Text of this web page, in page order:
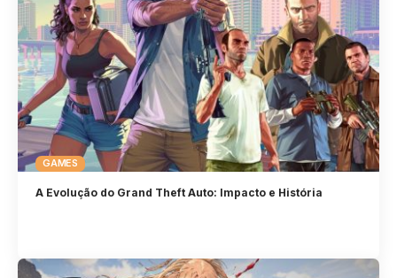
GAMES
A Evolução do Grand Theft Auto: Impacto e História